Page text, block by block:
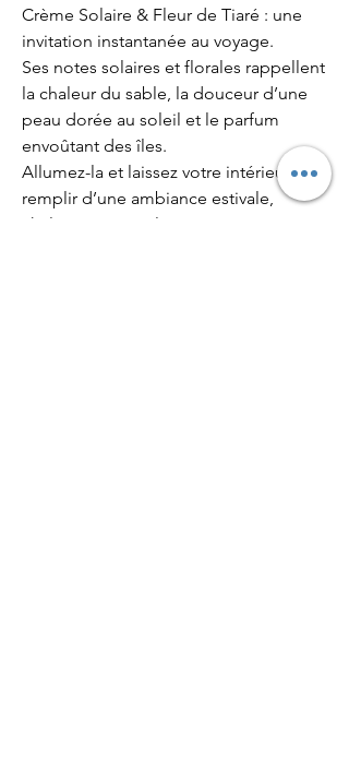
Crème Solaire & Fleur de Tiaré : une
invitation instantanée au voyage.
Ses notes solaires et florales rappellent
la chaleur du sable, la douceur d’une
peau dorée au soleil et le parfum
envoûtant des îles.
Allumez-la et laissez votre intérieur se
remplir d’une ambiance estivale,
chaleureuse et relaxante, comme un